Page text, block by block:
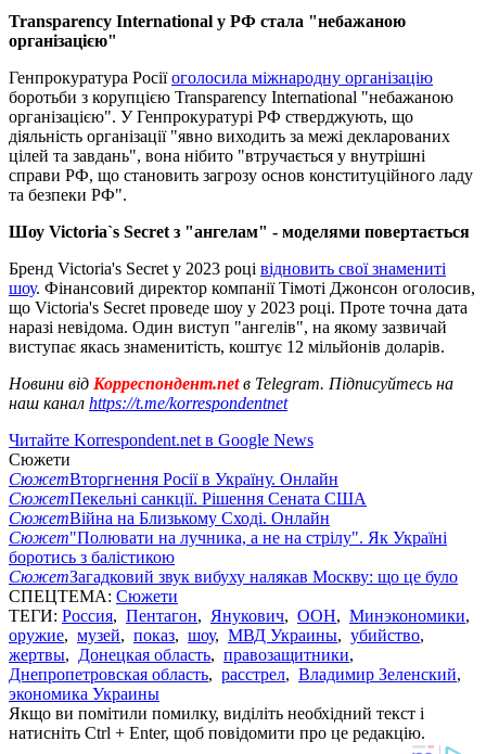
Transparency International у РФ стала "небажаною
організацією"
Генпрокуратура Росіїоголосила міжнародну організацію
боротьби з корупцією Transparency International "небажаною
організацією". У Генпрокуратурі РФ стверджують, що
діяльність організації "явно виходить за межі декларованих
цілей та завдань", вона нібито "втручається у внутрішні
справи РФ, що становить загрозу основ конституційного ладу
та безпеки РФ".
Шоу Victoria`s Secret з "ангелам" - моделями повертається
Бренд Victoria's Secret у 2023 році відновить свої знамениті
шоу. Фінансовий директор компанії Тімоті Джонсон оголосив,
що Victoria's Secret проведе шоу у 2023 році. Проте точна дата
наразі невідома. Один виступ "ангелів", на якому зазвичай
виступає якась знаменитість, коштує 12 мільйонів доларів.
Новини від Корреспондент.netв Telegram. Підписуйтесь на
наш канал https://t.me/korrespondentnet
Читайте Korrespondent.net в Google News
Сюжети
СюжетВторгнення Росії в Україну. Онлайн
СюжетПекельні санкції. Рішення Сената США
СюжетВійна на Близькому Сході. Онлайн
Сюжет"Полювати на лучника, а не на стрілу". Як Україні
боротись з балістикою
СюжетЗагадковий звук вибуху налякав Москву: що це було
СПЕЦТЕМА: Сюжети
ТЕГИ: Россия, Пентагон, Янукович, ООН, Минэкономики,
оружие, музей, показ, шоу, МВД Украины, убийство,
жертвы, Донецкая область, правозащитники,
Днепропетровская область, расстрел, Владимир Зеленский,
экономика Украины
Якщо ви помітили помилку, виділіть необхідний текст і
натисніть Ctrl + Enter, щоб повідомити про це редакцію.